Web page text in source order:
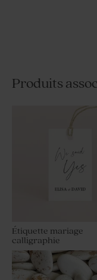
Etiquette
Etiquette
mariage rayures
citrons
Produits
Étiquette mariage
calligraphie